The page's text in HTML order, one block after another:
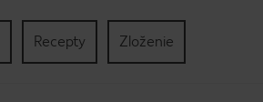
Recepty Zloženie